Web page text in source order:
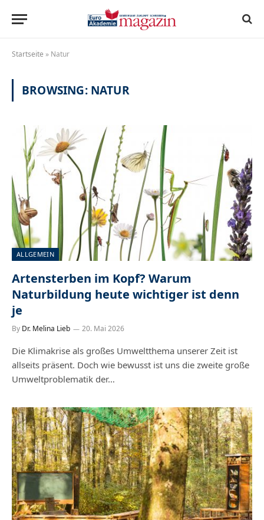
Startseite » Natur
BROWSING: NATUR
ALLGEMEIN
Artensterben im Kopf? Warum
Naturbildung heute wichtiger ist denn
je
By Dr. Melina Lieb 20. Mai 2026
Die Klimakrise als großes Umweltthema unserer Zeit ist
allseits präsent. Doch wie bewusst ist uns die zweite große
Umweltproblematik der…